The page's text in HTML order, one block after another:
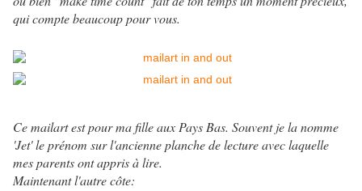
qui compte beaucoup pour vous.
Ce mailart est pour ma fille aux Pays Bas. Souvent je la nomme
'Jet' le prénom sur l'ancienne planche de lecture avec laquelle
mes parents ont appris à lire.
Maintenant l'autre côte: